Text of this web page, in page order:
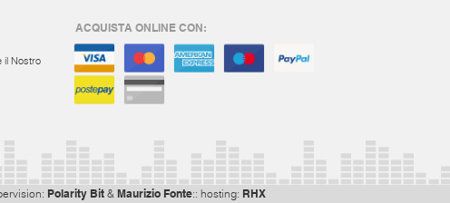
il Nostro
ACQUISTA ONLINE CON:
Polarity Bit & Maurizio Fonte:: hosting: RHX